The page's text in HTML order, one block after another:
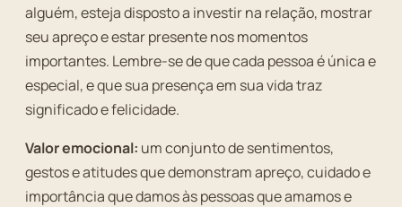
alguém, esteja disposto a investir na relação, mostrar
seu apreço e estar presente nos momentos
importantes. Lembre-se de que cada pessoa é única e
especial, e que sua presença em sua vida traz
significado e felicidade.
Valor emocional: um conjunto de sentimentos,
gestos e atitudes que demonstram apreço, cuidado e
importância que damos às pessoas que amamos e